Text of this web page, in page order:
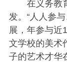
在义务教
发。“人人参
展，年参与近
文学校的美术
子的艺术才华